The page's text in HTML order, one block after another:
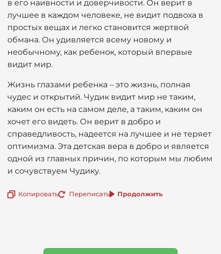
в его наивности и доверчивости. Он верит в
лучшее в каждом человеке, не видит подвоха в
простых вещах и легко становится жертвой
обмана. Он удивляется всему новому и
необычному, как ребенок, который впервые
видит мир.
Жизнь глазами ребенка – это жизнь, полная
чудес и открытий. Чудик видит мир не таким,
каким он есть на самом деле, а таким, каким он
хочет его видеть. Он верит в добро и
справедливость, надеется на лучшее и не теряет
оптимизма. Эта детская вера в добро и является
одной из главных причин, по которым мы любим
и сочувствуем Чудику.
Копировать Переписать Продолжить